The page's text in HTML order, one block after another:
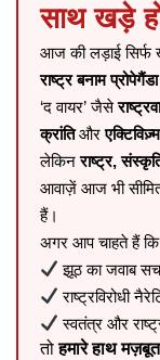
साथ खड़े
आज की लड़ाई सिर्फ
राष्ट्र बनाम प्रोपेगैंडा
‘द वायर’ जैसे
क्रांतिऔरएक्टिविज़्म
लेकिनराष्ट्र,
आवाज़ें आज भी
हैं।
अगर आप चाहते हैं
झूठ का जवाब सच
राष्ट्रविरोधी
स्वतंत्र और
तोहमारे हाथ